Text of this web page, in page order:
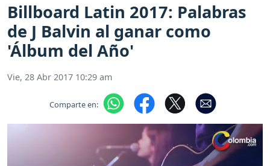
Billboard Latin 2017: Palabras
de J Balvin al ganar como
'Álbum del Año'
Vie, 28 Abr 2017 10:29 am
Comparte en: